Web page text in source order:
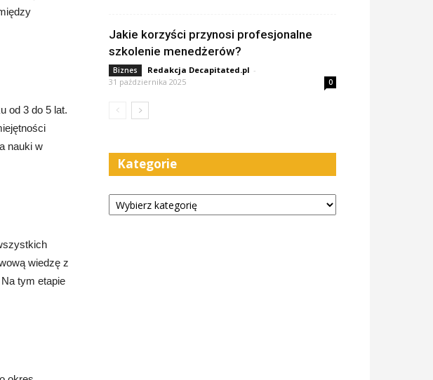
od 3 do 5 lat.
nauki w
wiedzę z
tym etapie
Jakie korzyści przynosi profesjonalne
szkolenie menedżerów?
Biznes Redakcja Decapitated.pl -
31 października 2025
0
Kategorie
Kategorie